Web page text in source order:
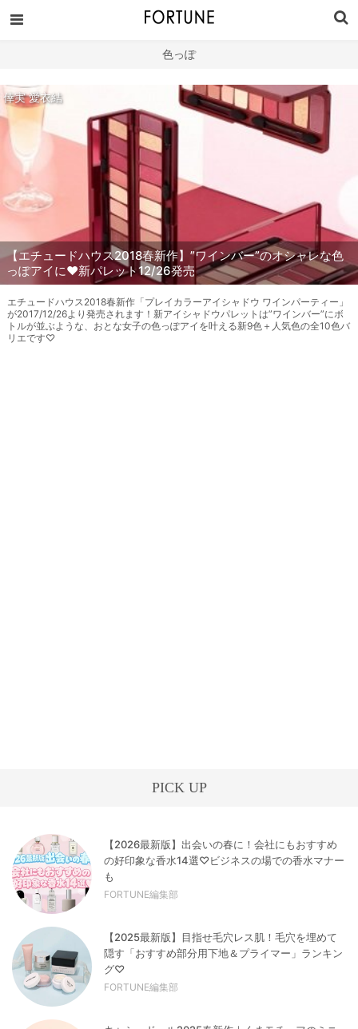
色っぽ
倖実 愛衣結
【エチュードハウス2018春新作】”ワインバー”のオシャレな色
っぽアイに♥新パレット12/26発売
エチュードハウス2018春新作「プレイカラーアイシャドウ ワインパーティー」
が2017/12/26より発売されます！新アイシャドウパレットは”ワインバー”にボ
トルが並ぶような、おとな女子の色っぽアイを叶える新9色＋人気色の全10色バ
リエです♡
PICK UP
【2026最新版】出会いの春に！会社にもおすすめ
の好印象な香水14選♡ビジネスの場での香水マナー
も
FORTUNE編集部
【2025最新版】目指せ毛穴レス肌！毛穴を埋めて
隠す「おすすめ部分用下地＆プライマー」ランキン
グ♡
FORTUNE編集部